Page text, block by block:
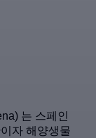
는 스페인
자 해양생물